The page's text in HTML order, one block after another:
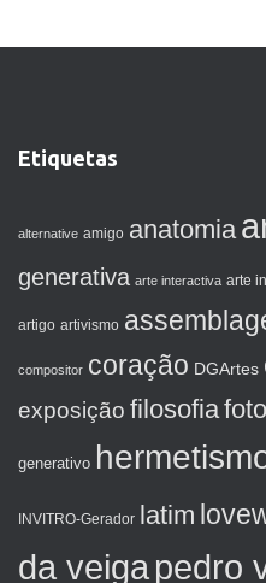
Etiquetas
alternative amigo anatomia
generativa arte interactiva arte
artigo artivismo
compositor coração DGArtes
exposição filosofia
generativo
INVITRO-Gerador latim
da veigapedro